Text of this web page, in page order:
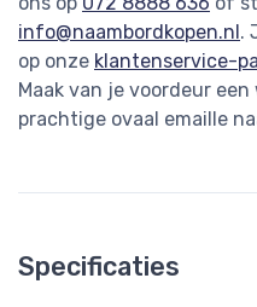
info@naambordkopen.nl.
op onze klantenservice-
Maak van je voordeur
prachtige ovaal emaille
Specificaties